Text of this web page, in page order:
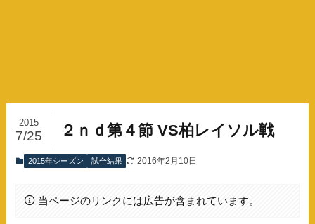
２ｎｄ第４節 VS柏レイソル戦
2015
7/25
2015年シーズン 試合結果 2016年2月10日
当ページのリンクには広告が含まれています。